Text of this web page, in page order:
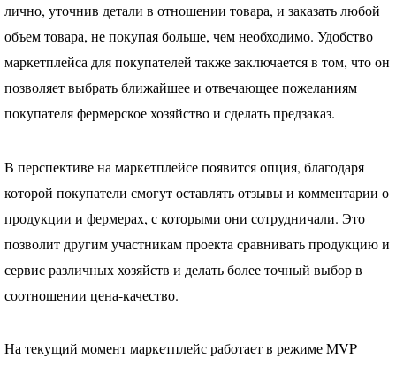
лично, уточнив детали в отношении товара, и заказать любой
объем товара, не покупая больше, чем необходимо. Удобство
маркетплейса для покупателей также заключается в том, что он
позволяет выбрать ближайшее и отвечающее пожеланиям
покупателя фермерское хозяйство и сделать предзаказ.
В перспективе на маркетплейсе появится опция, благодаря
которой покупатели смогут оставлять отзывы и комментарии о
продукции и фермерах, с которыми они сотрудничали. Это
позволит другим участникам проекта сравнивать продукцию и
сервис различных хозяйств и делать более точный выбор в
соотношении цена-качество.
На текущий момент маркетплейс работает в режимеMVP